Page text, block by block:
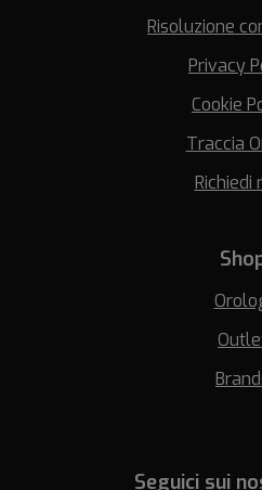
Risoluzione
Privacy
Cookie
Traccia
Richiedi
Seguici sui